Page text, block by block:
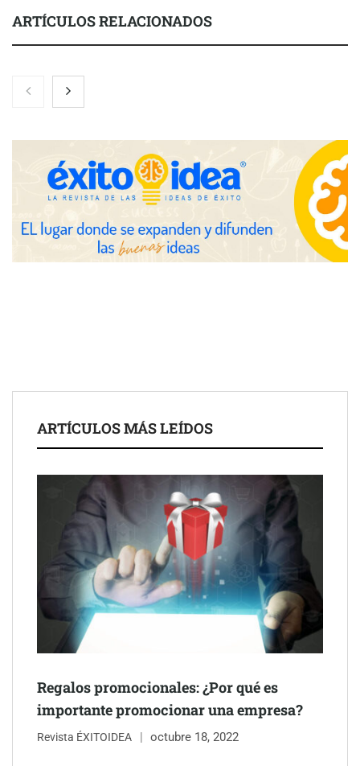
ARTÍCULOS RELACIONADOS
Nicols presenta seis modelos de anillos de compromiso para el
eclipse solar del 12 de agosto
Zoomex mejora su Strategy Center con herramientas
avanzadas para trading estratégico
COMPALISS de LYSOTRIC: cuando un solo producto multiplica
las posibilidades del salón profesional
Schaeffler mejora su rentabilidad en el primer semestre de 2026
NOVA: innovación y diseño que transforman espacios de la
mano de Tormo Franquicias
ARTÍCULOS MÁS LEÍDOS
Regalos promocionales: ¿Por qué es
importante promocionar una empresa?
Revista ÉXITOIDEA octubre 18, 2022